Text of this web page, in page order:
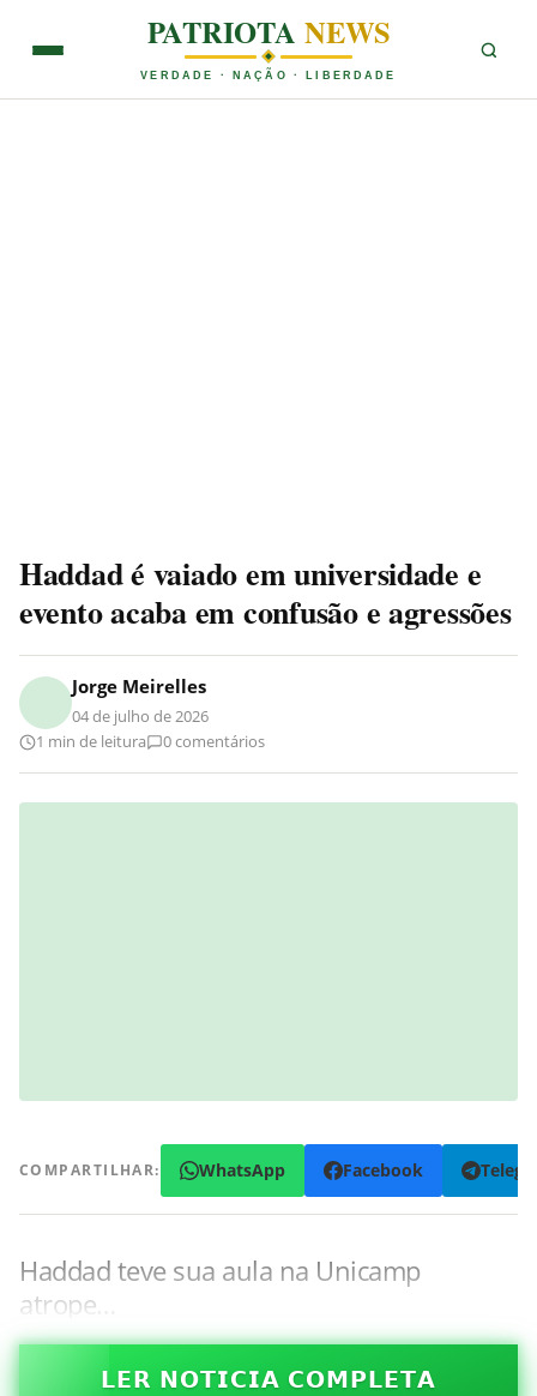
PATRIOTANEWS
VERDADE · NAÇÃO · LIBERDADE
Haddad é vaiado em universidade e
evento acaba em confusão e agressões
Jorge Meirelles
04 de julho de 2026
1 min de leitura
0 comentários
COMPARTILHAR: WhatsApp Facebook
Haddad teve sua aula na Unicamp
atrope…
𝗟𝗘𝗥 𝗡𝗢𝗧𝗜𝗖𝗜𝗔 𝗖𝗢𝗠𝗣𝗟𝗘𝗧𝗔